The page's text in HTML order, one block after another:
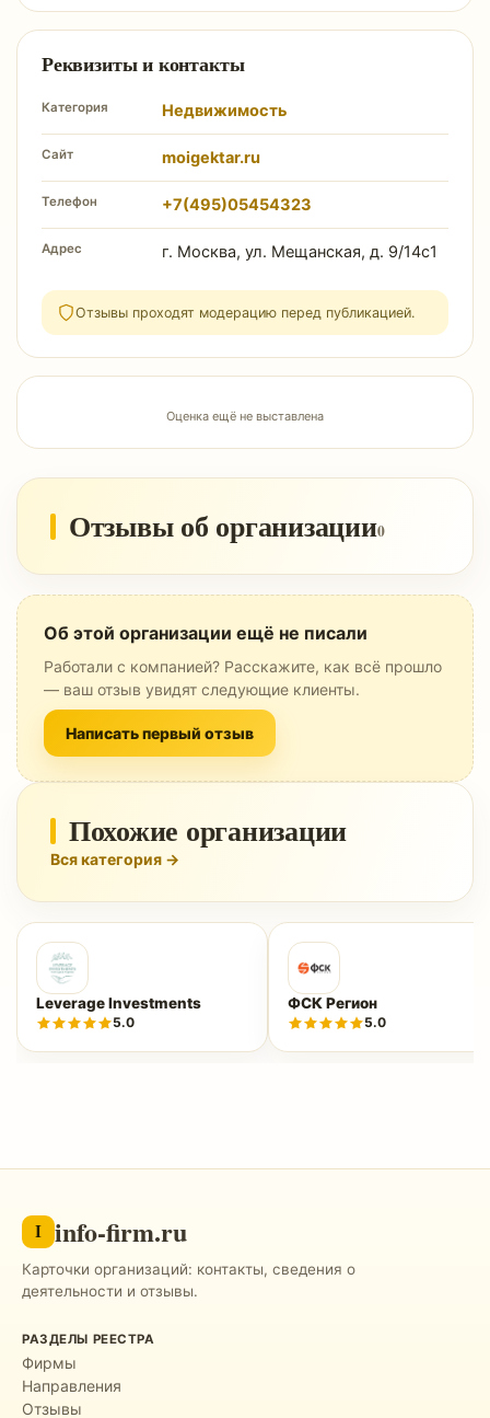
Реквизиты и контакты
Категория Недвижимость
Сайт moigektar.ru
Телефон +7(495)05454323
Адрес г. Москва, ул. Мещанская, д. 9/14с1
Отзывы проходят модерацию перед публикацией.
Оценка ещё не выставлена
Отзывы об организации0
Об этой организации ещё не писали
Работали с компанией? Расскажите, как всё прошло
— ваш отзыв увидят следующие клиенты.
Написать первый отзыв
Похожие организации
Вся категория →
Leverage Investments
5.0
ФСК Регион
5.0
I info-firm.ru
Карточки организаций: контакты, сведения о
деятельности и отзывы.
РАЗДЕЛЫ РЕЕСТРА
Фирмы
Направления
Отзывы